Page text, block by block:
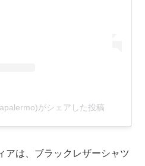
がシェアした投稿
アは、ブラックレザーシャツ